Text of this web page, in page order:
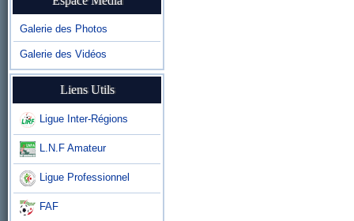
Galerie des Photos
Galerie des Vidéos
Liens Utils
Ligue Inter-Régions
L.N.F Amateur
Ligue Professionnel
FAF